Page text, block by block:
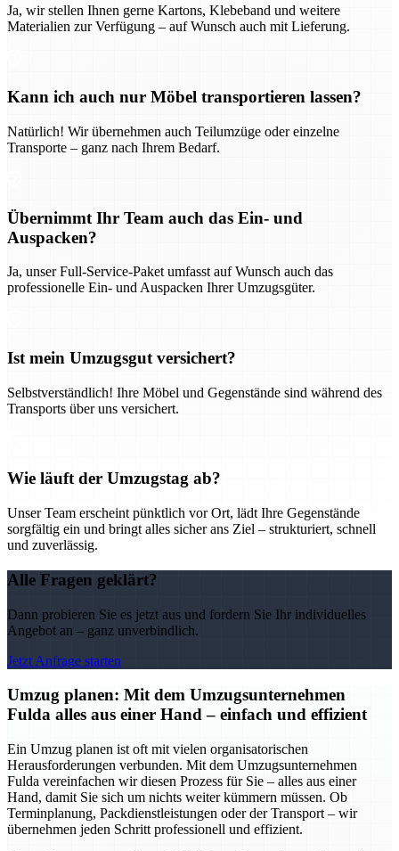
Ja, wir stellen Ihnen gerne Kartons, Klebeband und weitere
Materialien zur Verfügung – auf Wunsch auch mit Lieferung.
Kann ich auch nur Möbel transportieren lassen?
Natürlich! Wir übernehmen auch Teilumzüge oder einzelne
Transporte – ganz nach Ihrem Bedarf.
Übernimmt Ihr Team auch das Ein- und
Auspacken?
Ja, unser Full-Service-Paket umfasst auf Wunsch auch das
professionelle Ein- und Auspacken Ihrer Umzugsgüter.
Ist mein Umzugsgut versichert?
Selbstverständlich! Ihre Möbel und Gegenstände sind während des
Transports über uns versichert.
Wie läuft der Umzugstag ab?
Unser Team erscheint pünktlich vor Ort, lädt Ihre Gegenstände
sorgfältig ein und bringt alles sicher ans Ziel – strukturiert, schnell
und zuverlässig.
Alle Fragen geklärt?
Dann probieren Sie es jetzt aus und fordern Sie Ihr individuelles
Angebot an – ganz unverbindlich.
Jetzt Anfrage starten
Umzug planen: Mit dem Umzugsunternehmen
Fulda alles aus einer Hand – einfach und effizient
Ein Umzug planen ist oft mit vielen organisatorischen
Herausforderungen verbunden. Mit dem Umzugsunternehmen
Fulda vereinfachen wir diesen Prozess für Sie – alles aus einer
Hand, damit Sie sich um nichts weiter kümmern müssen. Ob
Terminplanung, Packdienstleistungen oder der Transport – wir
übernehmen jeden Schritt professionell und effizient.